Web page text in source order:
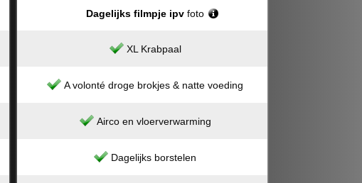
Dagelijks filmpje ipv foto
XL Krabpaal
A volonté droge brokjes & natte voeding
Airco en vloerverwarming
Dagelijks borstelen